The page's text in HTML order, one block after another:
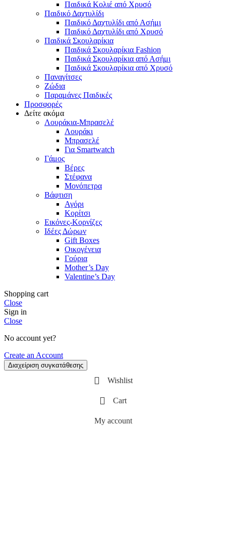
Παιδικά Κολιέ από Χρυσό
Παιδικό Δαχτυλίδι
Παιδικό Δαχτυλίδι από Ασήμι
Παιδικό Δαχτυλίδι από Χρυσό
Παιδικά Σκουλαρίκια
Παιδικά Σκουλαρίκια Fashion
Παιδικά Σκουλαρίκια από Ασήμι
Παιδικά Σκουλαρίκια από Χρυσό
Παναγίτσες
Ζώδια
Παραμάνες Παιδικές
Προσφορές
Δείτε ακόμα
Λουράκια-Μπρασελέ
Λουράκι
Μπρασελέ
Για Smartwatch
Γάμος
Βέρες
Στέφανα
Μονόπετρα
Βάφτιση
Αγόρι
Κορίτσι
Εικόνες-Κορνίζες
Ιδέες Δώρων
Gift Boxes
Οικογένεια
Γούρια
Mother’s Day
Valentine’s Day
Shopping cart
Close
Sign in
Close
No account yet?
Create an Account
Διαχείριση συγκατάθεσης
Wishlist
Cart
My account